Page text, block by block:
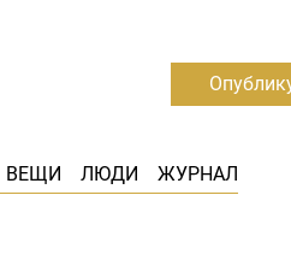
ВЕЩИ ЛЮДИ ЖУРНАЛ